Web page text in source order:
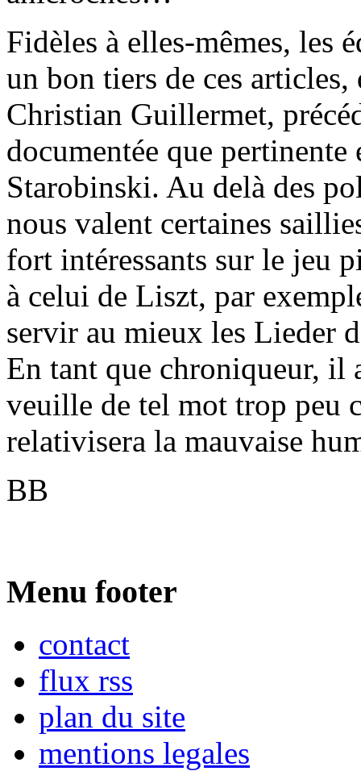
Fidèles à elles-mêmes, les
un bon tiers de ces
Christian Guillermet,
documentée que pertinente
Starobinski. Au delà des
nous valent certaines
fort intéressants sur le jeu
à celui de Liszt, par
servir au mieux les Lieder
En tant que chroniqueur, il
veuille de tel mot trop peu
relativisera la mauvaise
BB
Menu footer
contact
flux rss
plan du site
mentions legales